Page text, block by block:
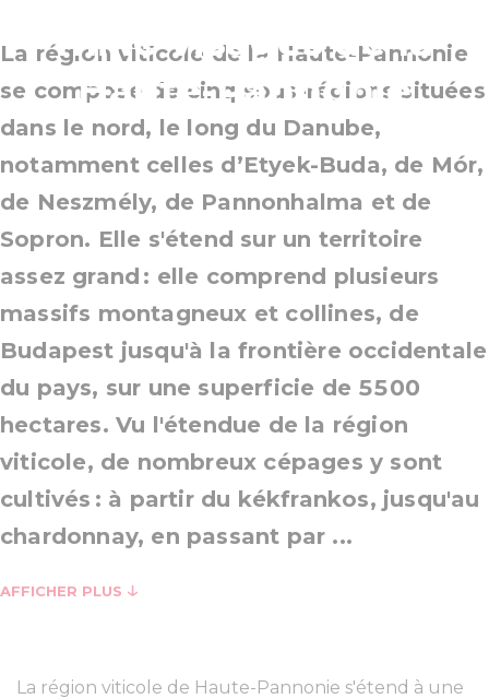
mille visages de la
Haute-Pannonie
La région viticole de la Haute-Pannonie
se compose de cinq sous-régions situées
dans le nord, le long du Danube,
notamment celles d’Etyek-Buda, de Mór,
de Neszmély, de Pannonhalma et de
Sopron. Elle s'étend sur un territoire
assez grand : elle comprend plusieurs
massifs montagneux et collines, de
Budapest jusqu'à la frontière occidentale
du pays, sur une superficie de 5500
hectares. Vu l'étendue de la région
viticole, de nombreux cépages y sont
cultivés : à partir du kékfrankos, jusqu'au
chardonnay, en passant par ...
AFFICHER PLUS
La région viticole de Haute-Pannonie s'étend à une